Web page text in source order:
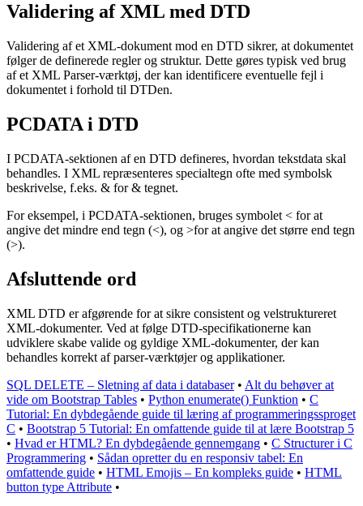
Validering af XML med DTD
Validering af et XML-dokument mod en DTD sikrer, at dokumentet
følger de definerede regler og struktur. Dette gøres typisk ved brug
af et XML Parser-værktøj, der kan identificere eventuelle fejl i
dokumentet i forhold til DTDen.
PCDATA i DTD
I PCDATA-sektionen af en DTD defineres, hvordan tekstdata skal
behandles. I XML repræsenteres specialtegn ofte med symbolsk
beskrivelse, f.eks. & for & tegnet.
For eksempel, i PCDATA-sektionen, bruges symbolet < for at
angive det mindre end tegn (<), og >for at angive det større end tegn
(>).
Afsluttende ord
XML DTD er afgørende for at sikre consistent og velstruktureret
XML-dokumenter. Ved at følge DTD-specifikationerne kan
udviklere skabe valide og gyldige XML-dokumenter, der kan
behandles korrekt af parser-værktøjer og applikationer.
SQL DELETE – Sletning af data i databaser• Alt du behøver at
vide om Bootstrap Tables • Python enumerate() Funktion • C
Tutorial: En dybdegående guide til læring af programmeringssproget
C • Bootstrap 5 Tutorial: En omfattende guide til at lære Bootstrap 5
• Hvad er HTML? En dybdegående gennemgang • C Structurer i C
Programmering • Sådan opretter du en responsiv tabel: En
omfattende guide • HTML Emojis – En kompleks guide • HTML
button type Attribute •